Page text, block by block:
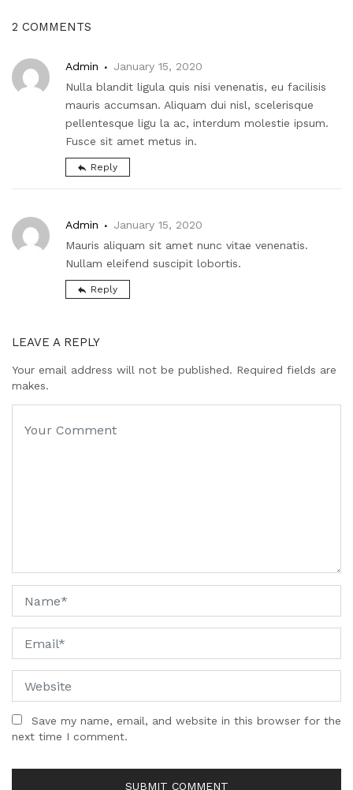
2 COMMENTS
Admin
January 15, 2020
Nulla blandit ligula quis nisi venenatis, eu facilisis
mauris accumsan. Aliquam dui nisl, scelerisque
pellentesque ligu la ac, interdum molestie ipsum.
Fusce sit amet metus in.
Reply
Admin
January 15, 2020
Mauris aliquam sit amet nunc vitae venenatis.
Nullam eleifend suscipit lobortis.
Reply
LEAVE A REPLY
Your email address will not be published. Required fields are
makes.
Save my name, email, and website in this browser for the
next time I comment.